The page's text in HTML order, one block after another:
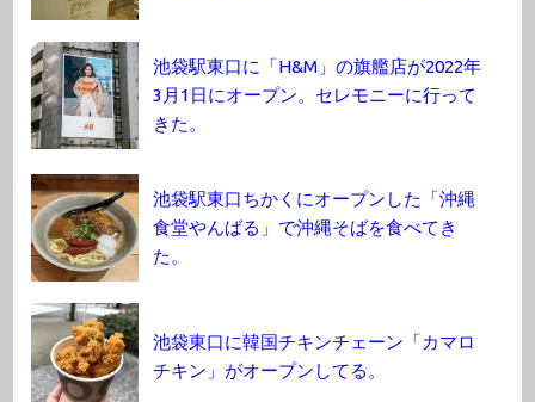
池袋駅東口に「H&M」の旗艦店が2022年
3月1日にオープン。セレモニーに行って
きた。
池袋駅東口ちかくにオープンした「沖縄
食堂やんばる」で沖縄そばを食べてき
た。
池袋東口に韓国チキンチェーン「カマロ
チキン」がオープンしてる。